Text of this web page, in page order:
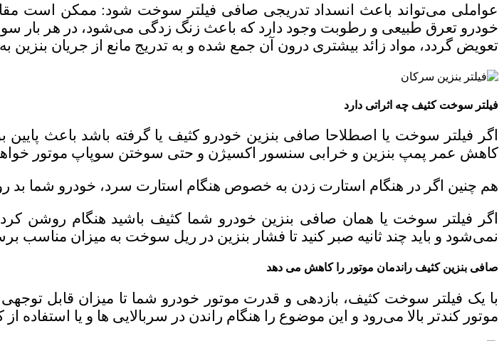
عواملی می‌تواند باعث انسداد تدریجی صافی فیلتر سوخت شود: ممكن است
خودرو تعرق طبیعی و رطوبت وجود دارد که باعث زنگ زدگی می‌شود، در هر بار
تعویض گردد، مواد زائد بیشتری درون آن جمع شده و به تدریج مانع از جریان
فیلتر سوخت کثیف چه اثراتی دارد
اگر فیلتر سوخت یا اصطلاحا صافی بنزین خودرو کثیف یا گرفته باشد باعث
کاهش عمر پمپ بنزین و خرابی سنسور اکسیژن و حتی سوختن سوپاپ موتور
هم چنین اگر در هنگام استارت زدن به خصوص هنگام استارت سرد، خودرو شما
اگر فیلتر سوخت یا همان صافی بنزین خودرو شما کثیف باشید هنگام روشن
نمی‌شود و باید چند ثانیه صبر کنید تا فشار بنزین در ریل سوخت به میزان مناسب
صافی بنزین کثیف راندمان موتور را کاهش می دهد
با یک فیلتر سوخت کثیف، بازدهی و قدرت موتور خودرو شما تا میزان قابل
موتور کندتر بالا می‌رود و این موضوع را هنگام راندن در سربالایی ها و یا